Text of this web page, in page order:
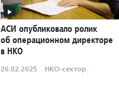
АСИ опубликовало ролик
об операционном директоре
в НКО
26.02.2025 · НКО-сектор